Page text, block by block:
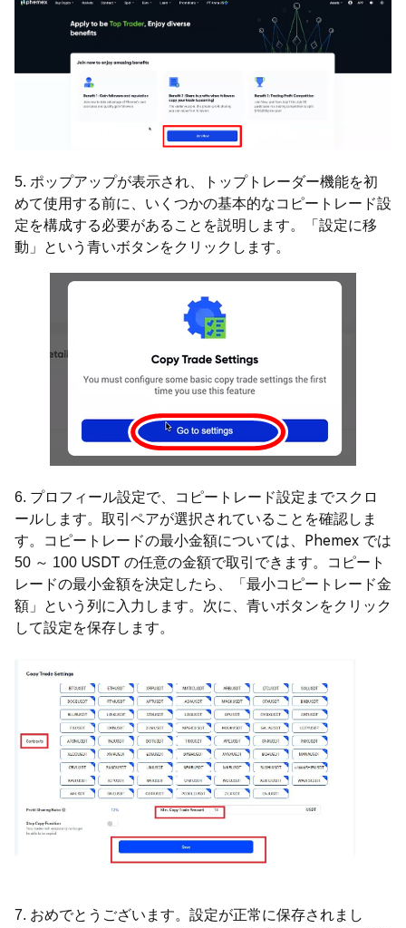
5. ポップアップが表示され、トップトレーダー機能を初
めて使用する前に、いくつかの基本的なコピートレード設
定を構成する必要があることを説明します。「設定に移
動」という青いボタンをクリックします。
6. プロフィール設定で、コピートレード設定までスクロ
ールします。取引ペアが選択されていることを確認しま
す。コピートレードの最小金額については、Phemex では
50 ～ 100 USDT の任意の金額で取引できます。コピート
レードの最小金額を決定したら、「最小コピートレード金
額」という列に入力します。次に、青いボタンをクリック
して設定を保存します。
7. おめでとうございます。設定が正常に保存されまし